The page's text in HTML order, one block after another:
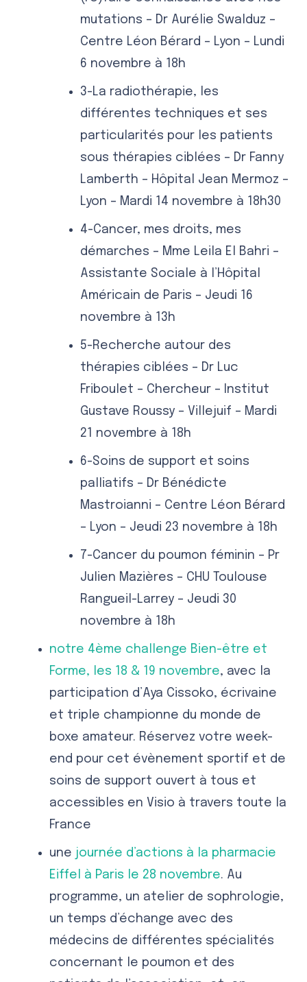
mutations – Dr Aurélie Swalduz –
Centre Léon Bérard – Lyon – Lundi
6 novembre à 18h
3-La radiothérapie, les
différentes techniques et ses
particularités pour les patients
sous thérapies ciblées – Dr Fanny
Lamberth – Hôpital Jean Mermoz –
Lyon – Mardi 14 novembre à 18h30
4-Cancer, mes droits, mes
démarches – Mme Leila El Bahri –
Assistante Sociale à l’Hôpital
Américain de Paris – Jeudi 16
novembre à 13h
5-Recherche autour des
thérapies ciblées – Dr Luc
Friboulet – Chercheur – Institut
Gustave Roussy – Villejuif – Mardi
21 novembre à 18h
6-Soins de support et soins
palliatifs – Dr Bénédicte
Mastroianni – Centre Léon Bérard
– Lyon – Jeudi 23 novembre à 18h
7-Cancer du poumon féminin – Pr
Julien Mazières – CHU Toulouse
Rangueil-Larrey – Jeudi 30
novembre à 18h
notre 4ème challenge Bien-être et
Forme, les 18 & 19 novembre, avec la
participation d’Aya Cissoko, écrivaine
et triple championne du monde de
boxe amateur. Réservez votre week-
end pour cet évènement sportif et de
soins de support ouvert à tous et
accessibles en Visio à travers toute la
France
une journée d’actions à la pharmacie
Eiffel à Paris le 28 novembre. Au
programme, un atelier de sophrologie,
un temps d’échange avec des
médecins de différentes spécialités
concernant le poumon et des